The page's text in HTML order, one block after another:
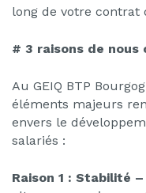
long de votre contrat
# 3 raisons de nous
Au GEIQ BTP
éléments majeurs
envers le
salariés :
Raison 1 : Stabilité –